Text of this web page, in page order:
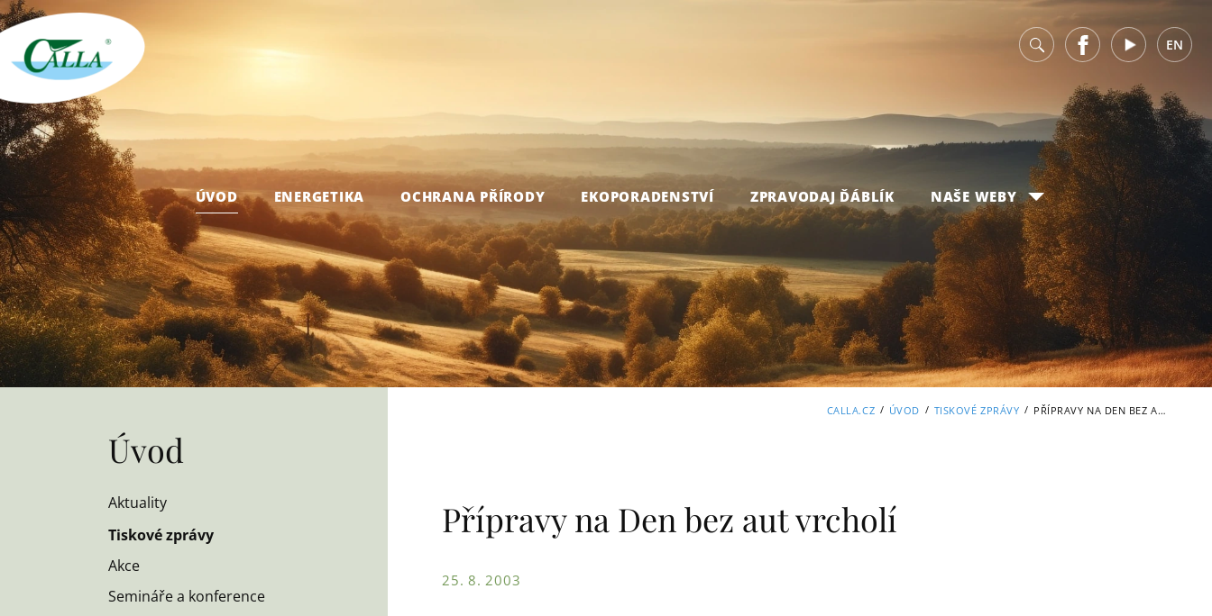
v FacebookYoutube EN
ÚVOD ENERGETIKA OCHRANA PŘÍRODY EKOPORADENSTVÍ ZPRAVODAJ ĎÁBLÍK NAŠE WEBY
CALLA.CZ / ÚVOD / TISKOVÉ ZPRÁVY / PŘÍPRAVY NA DEN BEZ AUT VRCHOLÍ
Úvod
Aktuality
Tiskové zprávy
Akce
Semináře a konference
Přípravy na Den bez aut vrcholí
25. 8. 2003